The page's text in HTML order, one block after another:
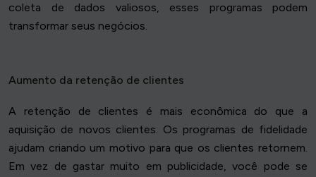
coleta de dados valiosos, esses programas podem
transformar seus negócios.
Aumento da retenção de clientes
A retenção de clientes é mais econômica do que a
aquisição de novos clientes. Os programas de fidelidade
ajudam criando um motivo para que os clientes retornem.
Em vez de gastar muito em publicidade, você pode se